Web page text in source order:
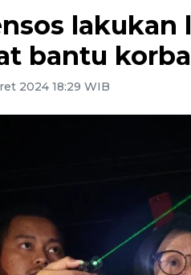
bantu
2024 18:29 WIB